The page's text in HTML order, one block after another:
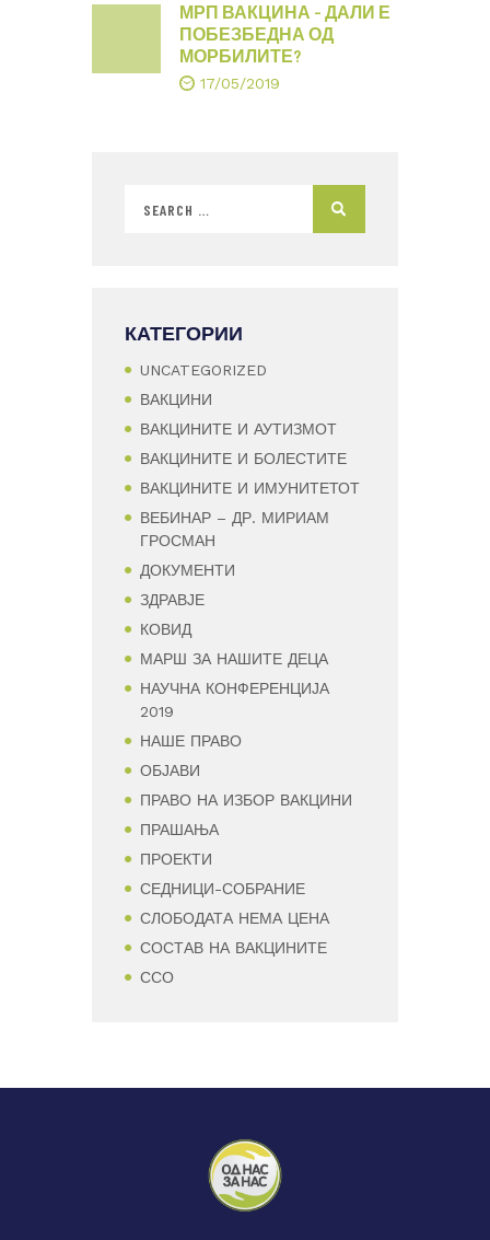
МРП ВАКЦИНА – ДАЛИ Е
ПОБЕЗБЕДНА ОД
МОРБИЛИТЕ?
17/05/2019
КАТЕГОРИИ
UNCATEGORIZED
ВАКЦИНИ
ВАКЦИНИТЕ И АУТИЗМОТ
ВАКЦИНИТЕ И БОЛЕСТИТЕ
ВАКЦИНИТЕ И ИМУНИТЕТОТ
ВЕБИНАР – ДР. МИРИАМ
ГРОСМАН
ДОКУМЕНТИ
ЗДРАВЈЕ
КОВИД
МАРШ ЗА НАШИТЕ ДЕЦА
НАУЧНА КОНФЕРЕНЦИЈА
2019
НАШЕ ПРАВО
ОБЈАВИ
ПРАВО НА ИЗБОР ВАКЦИНИ
ПРАШАЊА
ПРОЕКТИ
СЕДНИЦИ-СОБРАНИЕ
СЛОБОДАТА НЕМА ЦЕНА
СОСТАВ НА ВАКЦИНИТЕ
ССО